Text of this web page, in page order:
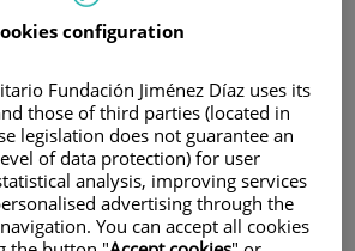
configuration
Fundación Jiménez Díaz uses its
those of third parties (located in
legislation does not guarantee an
of data protection) for user
analysis, improving services
advertising through the
You can accept all cookies